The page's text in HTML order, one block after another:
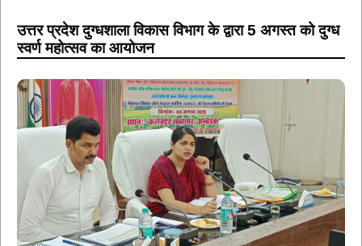
उत्तर प्रदेश दुग्धशाला विकास विभाग के द्वारा 5 अगस्त को दुग्ध
स्वर्ण महोत्सव का आयोजन